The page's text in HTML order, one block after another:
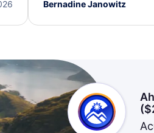
I truly appreciate the
Bernadine Janowitz
(